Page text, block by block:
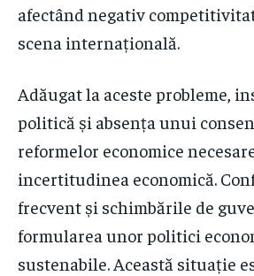
afectând negativ
scena internațională.
Adăugat la aceste probleme,
politică și absența unui
reformelor economice
incertitudinea economică.
frecvent și schimbările de
formularea unor politici
sustenabile. Această situație